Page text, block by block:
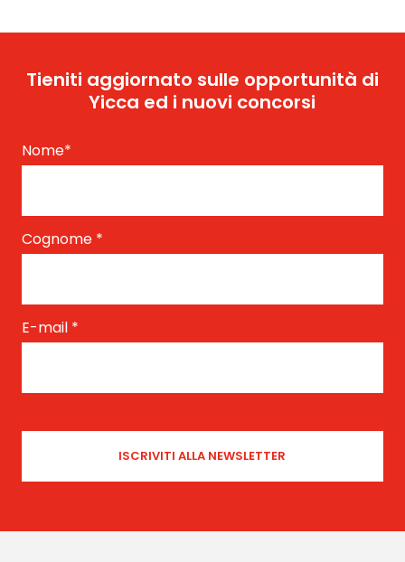
Tieniti aggiornato sulle opportunità di
Yicca ed i nuovi concorsi
Nome*
Cognome *
E-mail *